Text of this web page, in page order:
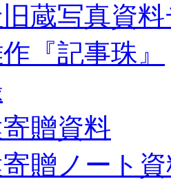
蔵写真資
『記事珠』
贈資料
贈ノート